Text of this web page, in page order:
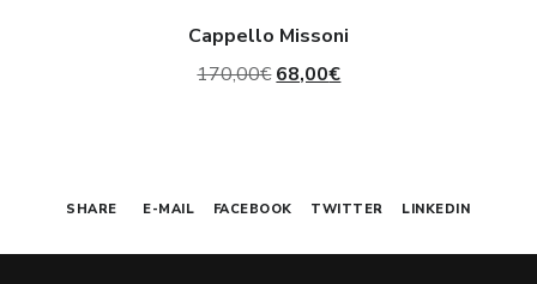
Cappello Missoni
170,00€ Il
170,00€.
68,00€Il
68,00€.
SHARE E-MAIL FACEBOOK TWITTER LINKEDIN